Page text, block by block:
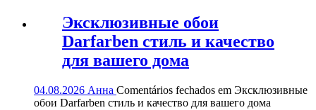
Эксклюзивные обои
Darfarben стиль и качество
для вашего дома
04.08.2026 Анна Comentários fechados em Эксклюзивные
обои Darfarben стиль и качество для вашего дома